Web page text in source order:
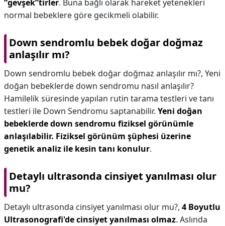
“gevşek”tirler. Buna bağlı olarak hareket yetenekleri
normal bebeklere göre gecikmeli olabilir.
Down sendromlu bebek doğar doğmaz
anlaşılır mı?
Down sendromlu bebek doğar doğmaz anlaşılır mı?, Yeni
doğan bebeklerde down sendromu nasıl anlaşılır?
Hamilelik süresinde yapılan rutin tarama testleri ve tanı
testleri ile Down Sendromu saptanabilir. Yeni doğan
bebeklerde down sendromu fiziksel görünümle
anlaşılabilir. Fiziksel görünüm şüphesi üzerine
genetik analiz ile kesin tanı konulur.
Detaylı ultrasonda cinsiyet yanılması olur
mu?
Detaylı ultrasonda cinsiyet yanılması olur mu?, 4 Boyutlu
Ultrasonografi'de cinsiyet yanılması olmaz. Aslında